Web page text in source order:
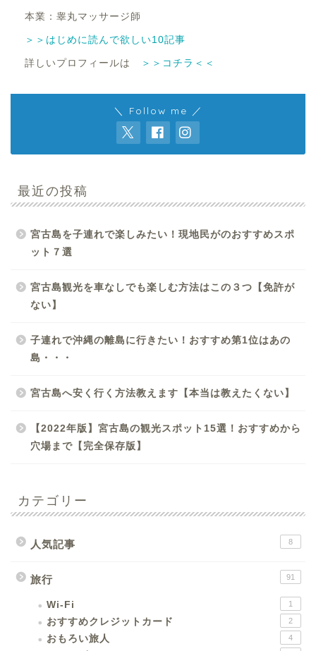
本業：睾丸マッサージ師
＞＞はじめに読んで欲しい10記事
詳しいプロフィールは ＞＞コチラ＜＜
＼ Follow me ／
最近の投稿
宮古島を子連れで楽しみたい！現地民がのおすすめスポ
ット７選
宮古島観光を車なしでも楽しむ方法はこの３つ【免許が
ない】
子連れで沖縄の離島に行きたい！おすすめ第1位はあの
島・・・
宮古島へ安く行く方法教えます【本当は教えたくない】
【2022年版】宮古島の観光スポット15選！おすすめから
穴場まで【完全保存版】
カテゴリー
人気記事 8
旅行 91
Wi-Fi 1
おすすめクレジットカード 2
おもろい旅人 4